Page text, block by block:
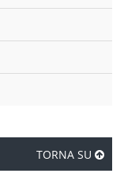
TORNA SU